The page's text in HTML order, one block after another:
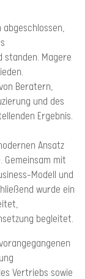
standen. Magere
Beratern,
und des
Ergebnis.
Ansatz
Gemeinsam mit
Modell und
wurde ein
begleitet.
Vertriebs sowie